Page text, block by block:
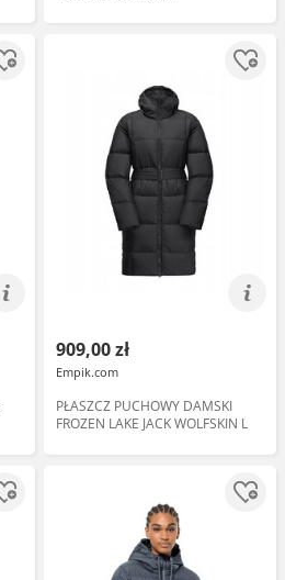
909,00 zł
Empik.com
PŁASZCZ PUCHOWY DAMSKI
FROZEN LAKE JACK WOLFSKIN L